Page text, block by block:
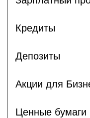
Кредиты
Депозиты
Акции для
Ценные бумаги